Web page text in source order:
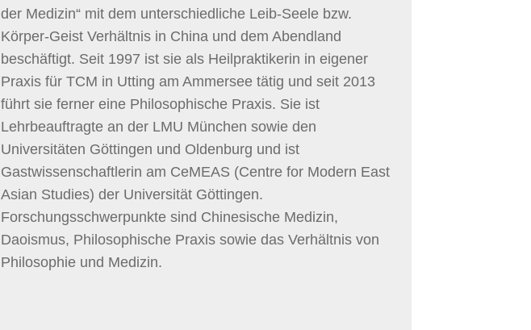
der Medizin“ mit dem unterschiedliche Leib-Seele bzw.
Körper-Geist Verhältnis in China und dem Abendland
beschäftigt. Seit 1997 ist sie als Heilpraktikerin in eigener
Praxis für TCM in Utting am Ammersee tätig und seit 2013
führt sie ferner eine Philosophische Praxis. Sie ist
Lehrbeauftragte an der LMU München sowie den
Universitäten Göttingen und Oldenburg und ist
Gastwissenschaftlerin am CeMEAS (Centre for Modern East
Asian Studies) der Universität Göttingen.
Forschungsschwerpunkte sind Chinesische Medizin,
Daoismus, Philosophische Praxis sowie das Verhältnis von
Philosophie und Medizin.